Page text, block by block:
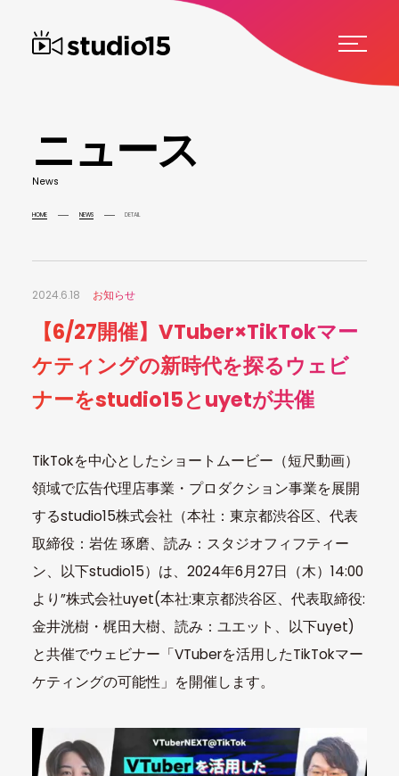
ニュース
News
HOME NEWS DETAIL
2024.6.18 お知らせ
【6/27開催】VTuber×TikTokマー
ケティングの新時代を探るウェビ
ナーをstudio15とuyetが共催
TikTokを中心としたショートムービー（短尺動画）
領域で広告代理店事業・プロダクション事業を展開
するstudio15株式会社（本社：東京都渋谷区、代表
取締役：岩佐 琢磨、読み：スタジオフィフティー
ン、以下studio15）は、2024年6月27日（木）14:00
より”株式会社uyet(本社:東京都渋谷区、代表取締役:
金井洸樹・梶田大樹、読み：ユエット、以下uyet)
と共催でウェビナー「VTuberを活用したTikTokマー
ケティングの可能性」を開催します。